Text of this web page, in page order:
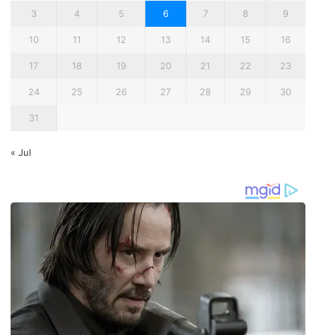
3 4 5 6 7 8 9
10 11 12 13 14 15 16
17 18 19 20 21 22 23
24 25 26 27 28 29 30
31
« Jul